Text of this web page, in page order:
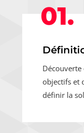
01.
Découverte
objectifs et
définir la